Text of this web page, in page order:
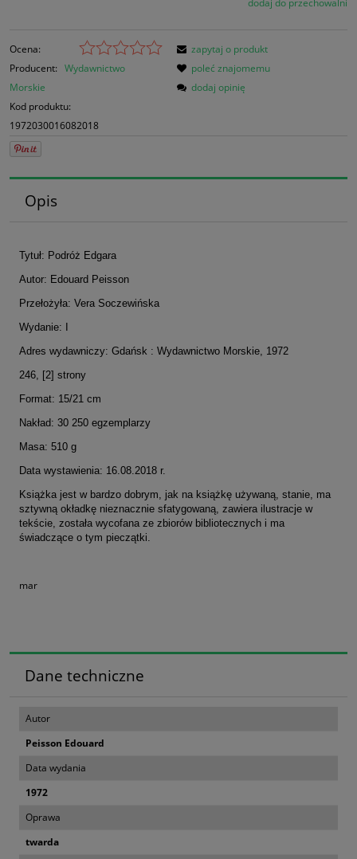
Ocena:
Producent: Wydawnictwo
Morskie
Kod produktu:
1972030016082018
zapytaj o produkt
poleć znajomemu
dodaj opinię
Opis
Tytuł: Podróż Edgara
Autor: Edouard Peisson
Przełożyła: Vera Soczewińska
Wydanie: I
Adres wydawniczy: Gdańsk : Wydawnictwo Morskie, 1972
246, [2] strony
Format: 15/21 cm
Nakład: 30 250 egzemplarzy
Masa: 510 g
Data wystawienia: 16.08.2018 r.
Książka jest w bardzo dobrym, jak na książkę używaną, stanie, ma
sztywną okładkę nieznacznie sfatygowaną, zawiera ilustracje w
tekście, została wycofana ze zbiorów bibliotecznych i ma
świadczące o tym pieczątki.
mar
Dane techniczne
Autor
Peisson Edouard
Data wydania
1972
Oprawa
twarda